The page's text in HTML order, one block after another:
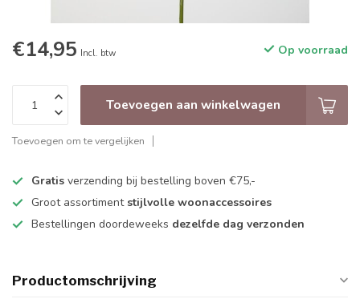
€14,95 Incl. btw Op voorraad
Toevoegen aan winkelwagen
Toevoegen om te vergelijken
Gratis verzending bij bestelling boven €75,-
Groot assortiment stijlvolle woonaccessoires
Bestellingen doordeweeks dezelfde dag verzonden
Productomschrijving